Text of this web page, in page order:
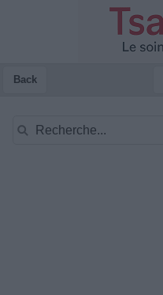
Back